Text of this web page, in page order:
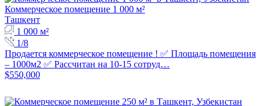
Коммерческое помещение 1 000 м²
Ташкент
1 000 м²
1/8
Продается коммерческое помещение ! ✅ Площадь помещения
– 1000м2 ✅ Рассчитан на 10-15 сотруд…
$550,000